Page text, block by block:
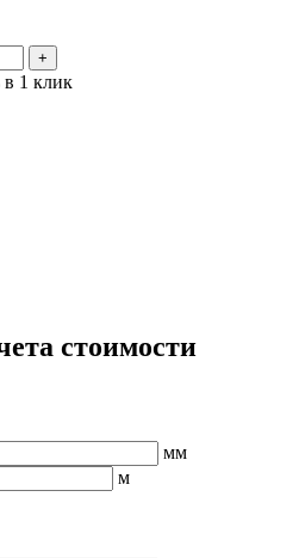
+
1 клик
стоимости
мм
м